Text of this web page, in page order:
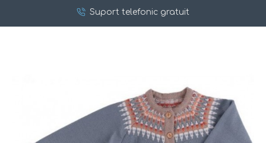
Suport telefonic gratuit